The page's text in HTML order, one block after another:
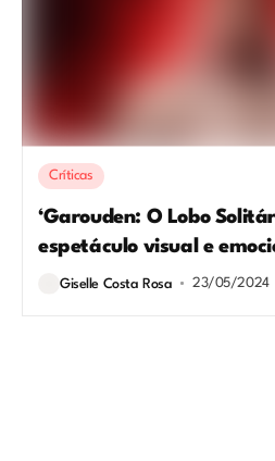
Críticas
‘Garouden: O Lobo
espetáculo visual e
Giselle Costa Rosa 23/05/2024